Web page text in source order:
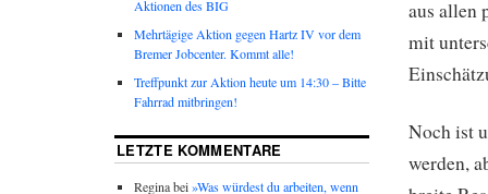
aus allen
mit
Noch ist
werden,
Aktionen des BIG
Mehrtägige Aktion gegen Hartz IV vor dem
Bremer Jobcenter. Kommt alle!
Treffpunkt zur Aktion heute um 14:30 – Bitte
Fahrrad mitbringen!
LETZTE KOMMENTARE
Regina bei»Was würdest du arbeiten, wenn